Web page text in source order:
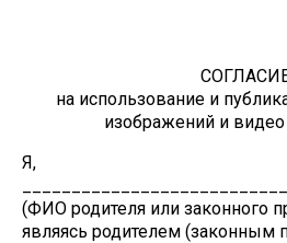
на использование и
изображений и
Я,
(ФИО родителя или законного
являясь родителем (законным